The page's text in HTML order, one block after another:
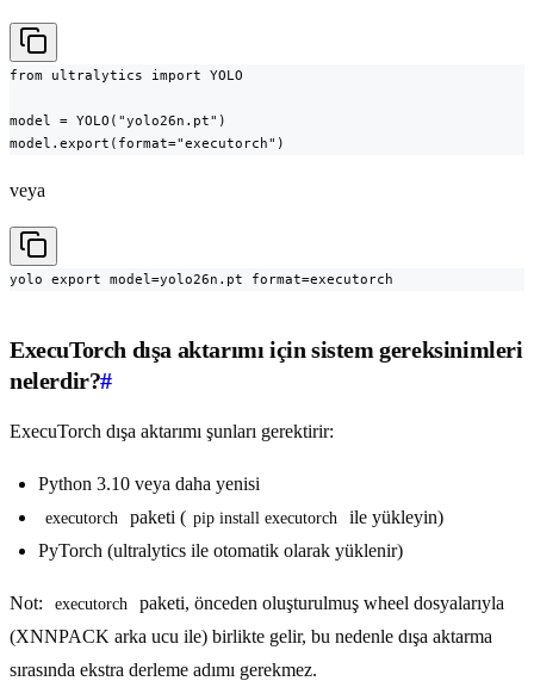
from ultralytics import YOLO
model = YOLO("yolo26n.pt")
model.export(format="executorch")
veya
yolo export model=yolo26n.pt format=executorch
ExecuTorch dışa aktarımı için sistem gereksinimleri
nelerdir?#
ExecuTorch dışa aktarımı şunları gerektirir:
Python 3.10 veya daha yenisi
executorch paketi ( pip install executorch
ile yükleyin)
PyTorch (ultralytics ile otomatik olarak yüklenir)
Not: executorch
paketi, önceden oluşturulmuş wheel dosyalarıyla
(XNNPACK arka ucu ile) birlikte gelir, bu nedenle dışa aktarma
sırasında ekstra derleme adımı gerekmez.